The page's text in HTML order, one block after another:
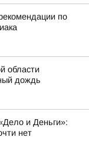
по
области
дождь
и Деньги»:
нет